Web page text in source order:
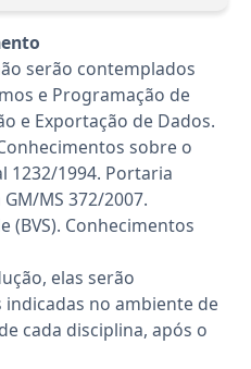
serão contemplados
e Programação de
e Exportação de Dados.
sobre o
1232/1994. Portaria
MS 372/2007.
(BVS). Conhecimentos
elas serão
no ambiente de
cada disciplina, após o